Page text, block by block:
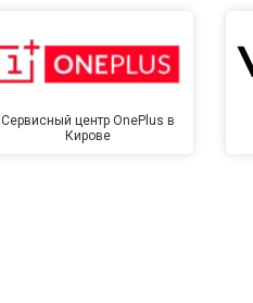
Сервисный центр OnePlus в
Кирове